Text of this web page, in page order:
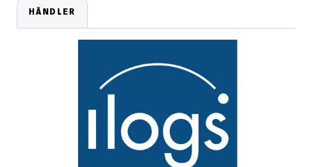
€ 0,00
€ 0,00
€ 0,00
HÄNDLER